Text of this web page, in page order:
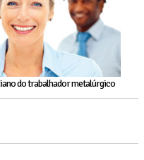
do trabalhador metalúrgico